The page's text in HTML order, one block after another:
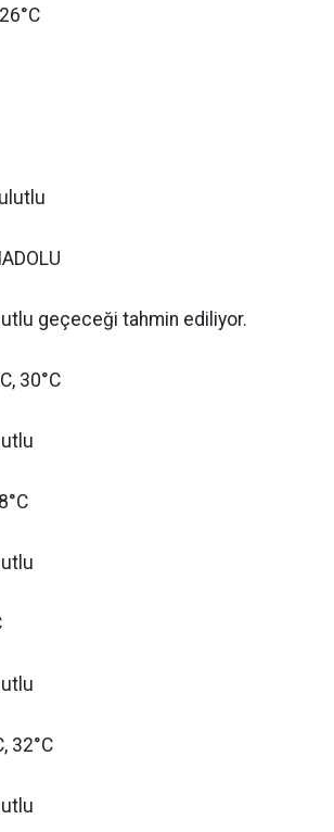
geçeceği tahmin ediliyor.
30°C
32°C